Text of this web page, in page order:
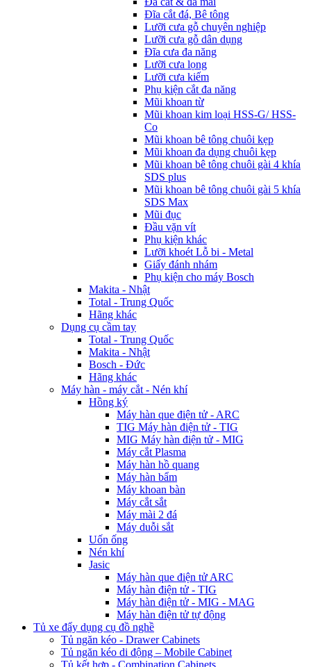
Đĩa cắt đá, Bê tông
Lưỡi cưa gỗ chuyên nghiệp
Lưỡi cưa gỗ dân dụng
Đĩa cưa đa năng
Lưỡi cưa lọng
Lưỡi cưa kiếm
Phụ kiện cắt đa năng
Mũi khoan từ
Mũi khoan kim loại HSS-G/ HSS-
Co
Mũi khoan bê tông chuôi kẹp
Mũi khoan đa dụng chuôi kẹp
Mũi khoan bê tông chuôi gài 4 khía
SDS plus
Mũi khoan bê tông chuôi gài 5 khía
SDS Max
Mũi đục
Đầu vặn vít
Phụ kiện khác
Lưỡi khoét Lỗ bi - Metal
Giấy đánh nhám
Phụ kiện cho máy Bosch
Makita - Nhật
Total - Trung Quốc
Hãng khác
Dụng cụ cầm tay
Total - Trung Quốc
Makita - Nhật
Bosch - Đức
Hãng khác
Máy hàn - máy cắt - Nén khí
Hồng ký
Máy hàn que điện tử - ARC
TIG Máy hàn điện tử - TIG
MIG Máy hàn điện tử - MIG
Máy cắt Plasma
Máy hàn hồ quang
Máy hàn bẩm
Máy khoan bàn
Máy cắt sắt
Máy mài 2 đá
Máy duỗi sắt
Uốn ống
Nén khí
Jasic
Máy hàn que điện tử ARC
Máy hàn điện tử - TIG
Máy hàn điện tử - MIG - MAG
Máy hàn điện tử tự động
Tủ xe đẩy dụng cụ đồ nghề
Tủ ngăn kéo - Drawer Cabinets
Tủ ngăn kéo di động – Mobile Cabinet
Tủ kết hợp - Combination Cabinets